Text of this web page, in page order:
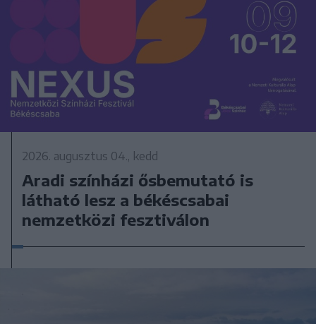
2026. augusztus 04., kedd
Aradi színházi ősbemutató is
látható lesz a békéscsabai
nemzetközi fesztiválon